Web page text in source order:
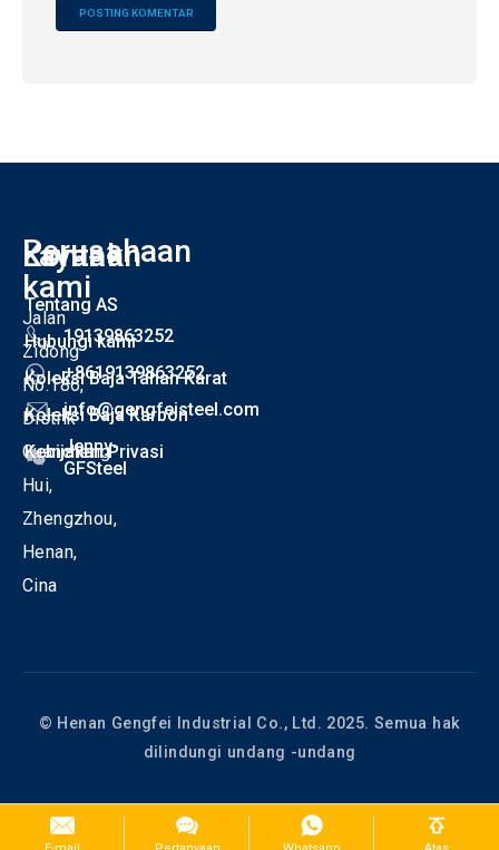
Perusahaan
Jalan
Zidong
No.186,
Distrik
Guancheng
Hui,
Zhengzhou,
Henan,
Cina
Kontak
kami
19139863252
+8619139863252
info@gengfeisteel.com
Jenny-
GFSteel
Layanan
Tentang AS
Hubungi kami
Koleksi Baja Tahan Karat
Koleksi Baja Karbon
Kebijakan Privasi
© Henan Gengfei Industrial Co., Ltd. 2025. Semua hak
dilindungi undang -undang